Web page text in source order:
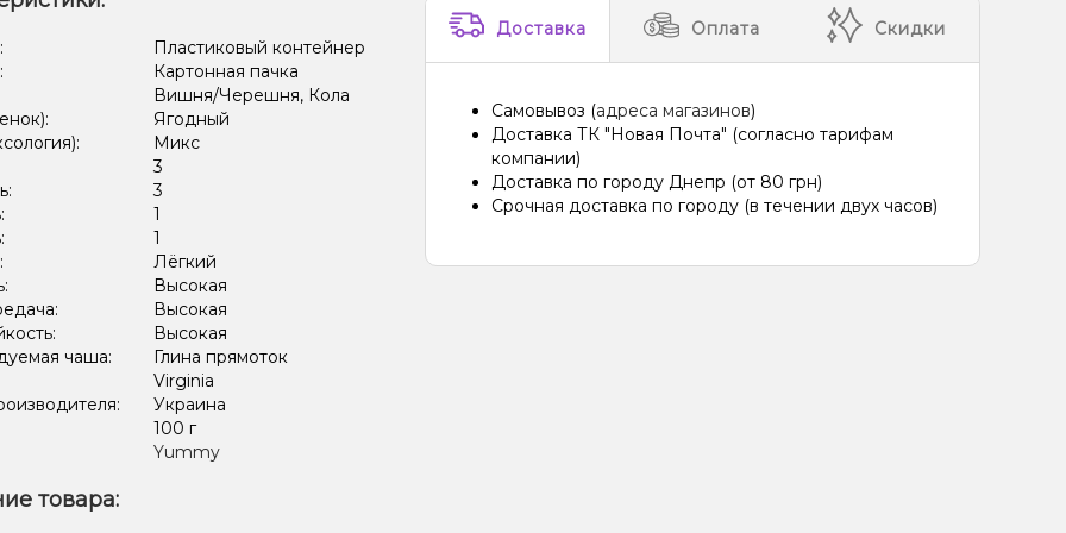
Пластиковый контейнер
Картонная пачка
Вишня/Черешня, Кола
Ягодный
Микс
3
3
1
1
Лёгкий
Высокая
Высокая
Высокая
чаша:
Глина прямоток
Virginia
Украина
100 г
Yummy
Доставка Оплата Скидки
Самовывоз (адреса магазинов)
Доставка ТК "Новая Почта" (согласно тарифам
компании)
Доставка по городу Днепр (от 80 грн)
Срочная доставка по городу (в течении двух часов)
товара: